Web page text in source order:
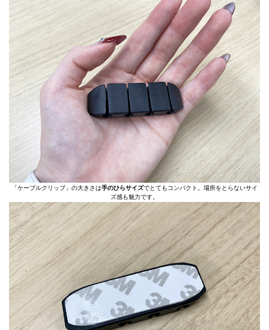
「ケーブルクリップ」の大きさは手のひらサイズでとてもコンパクト。場所をとらないサイ
ズ感も魅力です。